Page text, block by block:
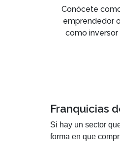
Conócete
emprendedor o
como inversor
Franquicias
Si hay un sector
forma en que